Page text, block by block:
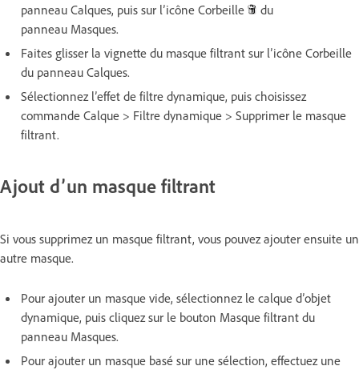
panneau Calques, puis sur l’icône Corbeille
du
panneau Masques.
Faites glisser la vignette du masque filtrant sur l’icône Corbeille
du panneau Calques.
Sélectionnez l’effet de filtre dynamique, puis choisissez
commande Calque > Filtre dynamique > Supprimer le masque
filtrant.
Ajout d’un masque filtrant
Si vous supprimez un masque filtrant, vous pouvez ajouter ensuite un
autre masque.
Pour ajouter un masque vide, sélectionnez le calque d’objet
dynamique, puis cliquez sur le bouton Masque filtrant du
panneau Masques.
Pour ajouter un masque basé sur une sélection, effectuez une